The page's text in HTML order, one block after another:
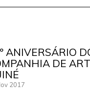
ANIVERSÁRIO
DE
2017